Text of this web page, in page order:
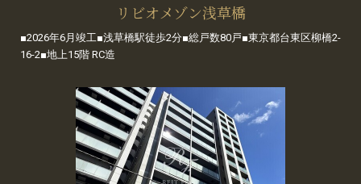
リビオメゾン浅草橋
■2026年6月竣工■浅草橋駅徒歩2分■総戸数80戸■東京都台東区柳橋2-
16-2■地上15階 RC造